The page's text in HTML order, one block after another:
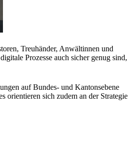
Treuhänder, Anwältinnen und
Prozesse auch sicher genug sind,
auf Bundes- und Kantonsebene
orientieren sich zudem an der Strategie